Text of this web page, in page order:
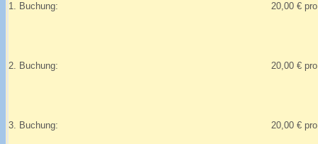
1. Buchung: 20,00 €
2. Buchung: 20,00 €
3. Buchung: 20,00 €